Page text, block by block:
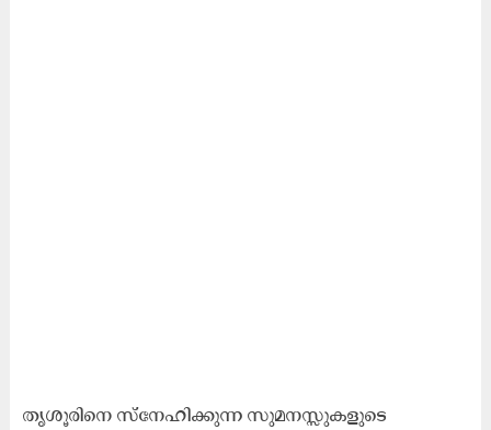
​തൃശൂരിനെ സ്നേഹിക്കുന്ന സുമനസ്സുകളുടെ